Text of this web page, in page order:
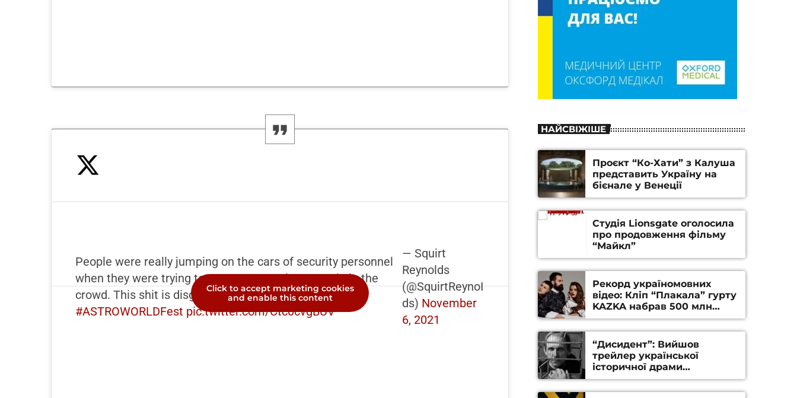
People were really jumping on the cars of security personnel
when they were trying to get to unconscious people in the
crowd. This shit is disgusting. Look at these weirdos.
#ASTROWORLDFest pic.twitter.com/Ctc0cvgBUV
— Squirt
Reynolds
(@SquirtReynoI
ds) November
6, 2021
Click to accept marketing cookies
and enable this content
НАЙСВІЖІШЕ
Проєкт “Ко-Хати” з Калуша
представить Україну на
бієнале у Венеції
Студія Lionsgate оголосила
про продовження фільму
“Майкл”
Рекорд україномовних
відео: Кліп “Плакала” гурту
KAZKA набрав 500 млн
переглядів на YouTube
“Дисидент”: Вийшов
трейлер української
історичної драми
Станіслава Гуренка та
Андрія Алфьорова (ВІДЕО)